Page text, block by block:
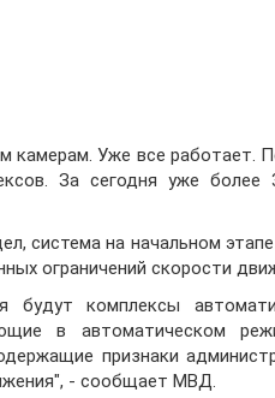
Уже все работает.
За сегодня уже
система на начальном
ограничений скорости
будут комплексы
в автоматическом
признаки
- сообщает МВД.